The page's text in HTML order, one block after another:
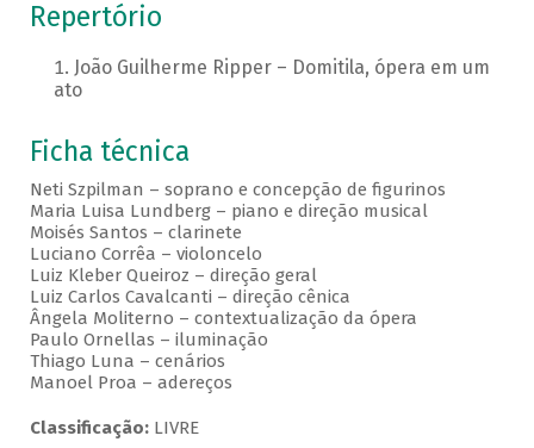
Repertório
João Guilherme Ripper – Domitila, ópera em um
ato
Ficha técnica
Neti Szpilman – soprano e concepção de figurinos
Maria Luisa Lundberg – piano e direção musical
Moisés Santos – clarinete
Luciano Corrêa – violoncelo
Luiz Kleber Queiroz – direção geral
Luiz Carlos Cavalcanti – direção cênica
Ângela Moliterno – contextualização da ópera
Paulo Ornellas – iluminação
Thiago Luna – cenários
Manoel Proa – adereços
Classificação:LIVRE